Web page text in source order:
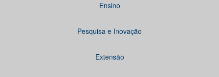
Ensino
Pesquisa e Inovação
Extensão